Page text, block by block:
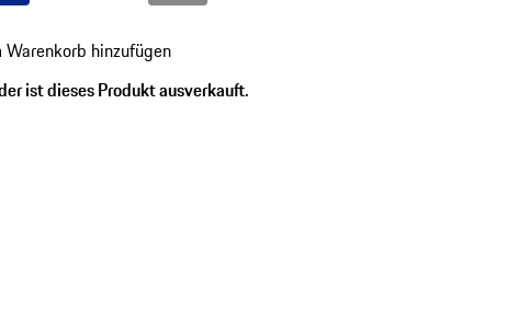
Warenkorb hinzufügen
ist dieses Produkt ausverkauft.